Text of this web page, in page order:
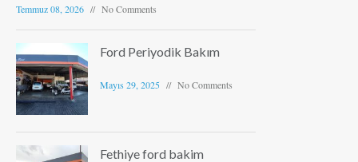
Temmuz 08, 2026 No Comments
Ford Periyodik Bakım
Mayıs 29, 2025 No Comments
Fethiye ford bakim